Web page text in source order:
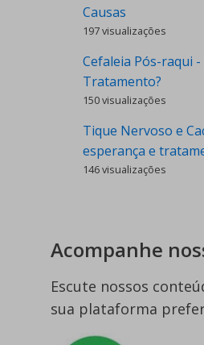
Causas
197 visualizações
Cefaleia Pós-raqui
Tratamento?
150 visualizações
Tique Nervoso e
esperança e
146 visualizações
Acompanhe
Escute nossos
sua plataforma